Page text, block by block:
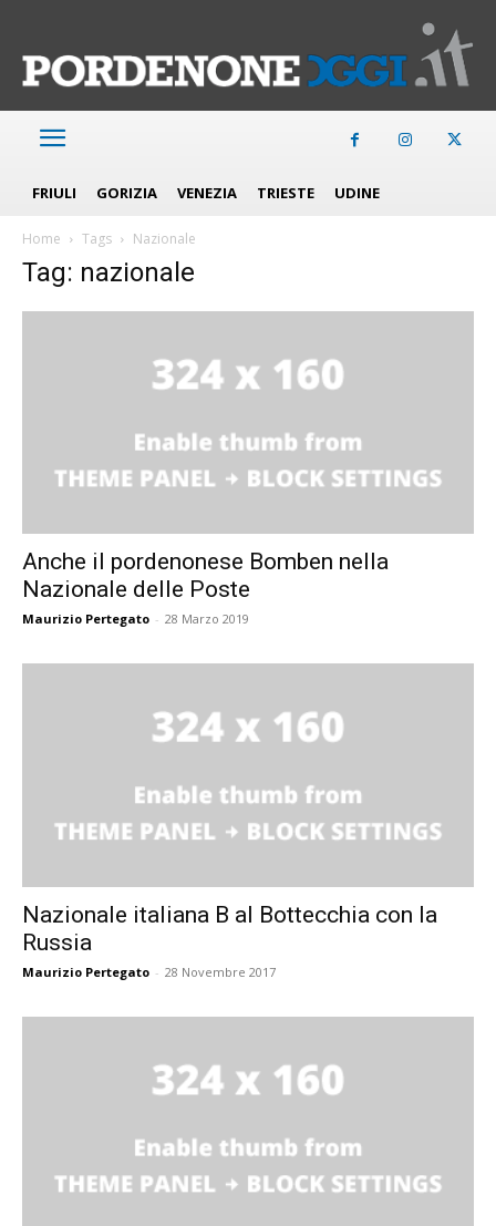
FRIULI GORIZIA VENEZIA TRIESTE UDINE
Home Tags Nazionale
Tag: nazionale
Anche il pordenonese Bomben nella
Nazionale delle Poste
Maurizio Pertegato - 28 Marzo 2019
Nazionale italiana B al Bottecchia con la
Russia
Maurizio Pertegato - 28 Novembre 2017